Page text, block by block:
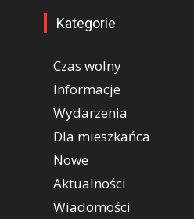
Kategorie
Czas wolny
Informacje
Wydarzenia
Dla mieszkańca
Nowe
Aktualności
Wiadomości